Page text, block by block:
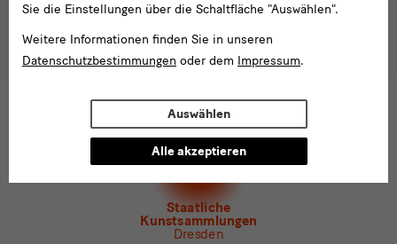
Sie die Einstellungen über die Schaltfläche "Auswählen".
Weitere Informationen finden Sie in unseren
Datenschutzbestimmungen oder dem Impressum.
Auswählen
Alle akzeptieren
Ich stimme derDatenschutzerklärungzu.*
der Staatlichen Kunstsammlungen
Dresden
des Albertinum
Newsletter Tourismus
Museum für Sächsische Volkskunst
besucherservice(at)skdmuseum.info
Staatliche
Kunstsammlungen
Dresden